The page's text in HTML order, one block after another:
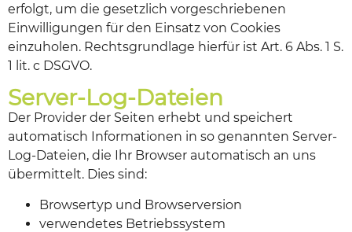
erfolgt, um die gesetzlich vorgeschriebenen
Einwilligungen für den Einsatz von Cookies
einzuholen. Rechtsgrundlage hierfür ist Art. 6 Abs. 1 S.
1 lit. c DSGVO.
Server-Log-Dateien
Der Provider der Seiten erhebt und speichert
automatisch Informationen in so genannten Server-
Log-Dateien, die Ihr Browser automatisch an uns
übermittelt. Dies sind:
Browsertyp und Browserversion
verwendetes Betriebssystem